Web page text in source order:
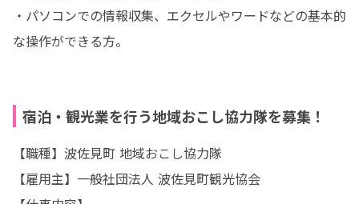
・パソコンでの情報収集、エクセルやワードなどの基本的
な操作ができる方。
宿泊・観光業を行う地域おこし協力隊を募集！
【職種】波佐見町 地域おこし協力隊
【雇用主】一般社団法人 波佐見町観光協会